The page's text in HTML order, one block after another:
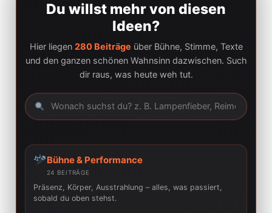
Du willst mehr von diesen
Ideen?
Hier liegen 280 Beiträge über Bühne, Stimme, Texte
und den ganzen schönen Wahnsinn dazwischen. Such
dir raus, was heute weh tut.
Bühne & Performance
24 BEITRÄGE
Präsenz, Körper, Ausstrahlung – alles, was passiert,
sobald du oben stehst.